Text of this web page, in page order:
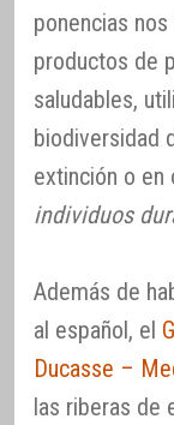
ponencias
productos de
saludables,
biodiversidad
extinción o en
individuos
Además de
al español, el
Ducasse –
las riberas de